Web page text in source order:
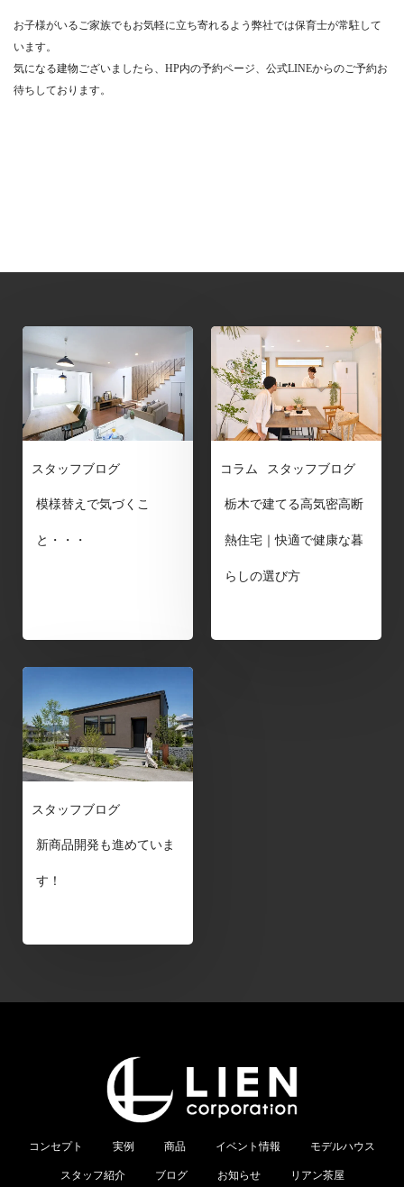
お子様がいるご家族でもお気軽に立ち寄れるよう弊社では保育士が常駐して
います。
気になる建物ございましたら、HP内の予約ページ、公式LINEからのご予約お
待ちしております。
スタッフブログ
模様替えで気づくこ
と・・・
コラム スタッフブログ
栃木で建てる高気密高断
熱住宅｜快適で健康な暮
らしの選び方
スタッフブログ
新商品開発も進めていま
す！
コンセプト 実例 商品 イベント情報 モデルハウス
スタッフ紹介 ブログ お知らせ リアン茶屋